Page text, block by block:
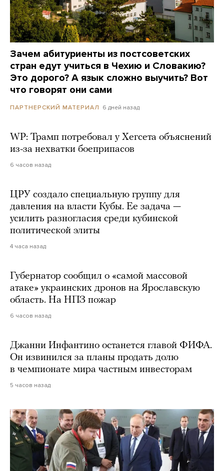
Зачем абитуриенты из постсоветских
стран едут учиться в Чехию и Словакию?
Это дорого? А язык сложно выучить? Вот
что говорят они сами
ПАРТНЕРСКИЙ МАТЕРИАЛ 6 дней назад
WP: Трамп потребовал у Хегсета объяснений
из-за нехватки боеприпасов
6 часов назад
ЦРУ создало специальную группу для
давления на власти Кубы. Ее задача —
усилить разногласия среди кубинской
политической элиты
4 часа назад
Губернатор сообщил о «самой массовой
атаке» украинских дронов на Ярославскую
область. На НПЗ пожар
6 часов назад
Джанни Инфантино останется главой ФИФА.
Он извинился за планы продать долю
в чемпионате мира частным инвесторам
5 часов назад